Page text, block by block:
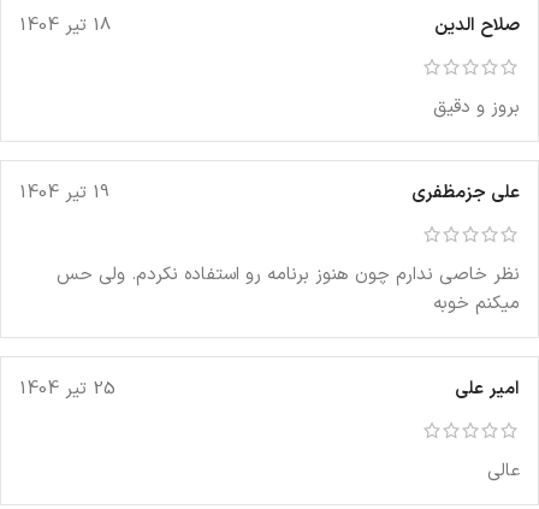
صلاح الدین 18 تیر 1404
بروز و دقیق
علی جزمظفری 19 تیر 1404
نظر خاصی ندارم چون هنوز برنامه رو استفاده نکردم. ولی حس
میکنم خوبه
امیر علی 25 تیر 1404
عالی